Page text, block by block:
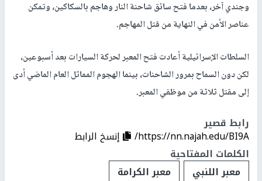
وجندي آخر، بعدما فتح سائق شاحنة النار وهاجم بالسكاكين، وتمكن
عناصر الأمن في النهاية من قتل المهاجم.
السلطات الإسرائيلية أعادت فتح المعبر لحركة السيارات بعد أسبوعين،
لكن دون السماح بمرور الشاحنات، بينما الهجوم المماثل العام الماضي أدى
إلى مقتل ثلاثة من موظفي المعبر.
رابط قصير
https://nn.najah.edu/BI9A/
إنسخ الرابط
الكلمات المفتاحية
معبر اللنبي
معبر الكرامة